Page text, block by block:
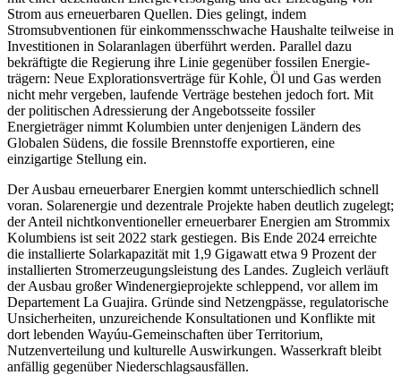
Strom aus erneuerbaren Quellen. Dies gelingt, indem
Stromsubventionen für einkommens­schwache Haushalte teilweise in
Investitionen in Solaranlagen überführt werden. Parallel dazu
bekräftigte die Regie­rung ihre Linie gegenüber fossilen Energie­
trägern: Neue Explorationsverträge für Kohle, Öl und Gas werden
nicht mehr ver­geben, laufende Verträge bestehen jedoch fort. Mit
der politischen Adressierung der Angebotsseite fossiler
Energieträger nimmt Kolumbien unter denjenigen Ländern des
Globalen Südens, die fossile Brennstoffe exportieren, eine
einzigartige Stellung ein.
Der Ausbau erneuerbarer Energien kommt unterschiedlich schnell
voran. Solar­energie und dezentrale Projekte haben deut­lich zu­ge­legt;
der Anteil nichtkonven­tio­neller er­neu­erbarer Energien am Strom­mix
Kolum­bi­ens ist seit 2022 stark gestiegen. Bis Ende 2024 erreichte
die installierte Solar­kapazi­tät mit 1,9 Gigawatt etwa 9 Prozent der
instal­lierten Stromerzeugungsleistung des Landes. Zugleich verläuft
der Ausbau großer Wind­energieprojekte schleppend, vor allem im
Departement La Guajira. Gründe sind Netz­engpässe, regulatorische
Unsicher­heiten, unzu­reichende Konsultationen und Konflikte mit
dort lebenden Wayúu-Gemein­schaften über Territorium,
Nutzenverteilung und kulturelle Auswirkungen. Wasser­kraft bleibt
anfällig gegenüber Niederschlags­ausfällen.